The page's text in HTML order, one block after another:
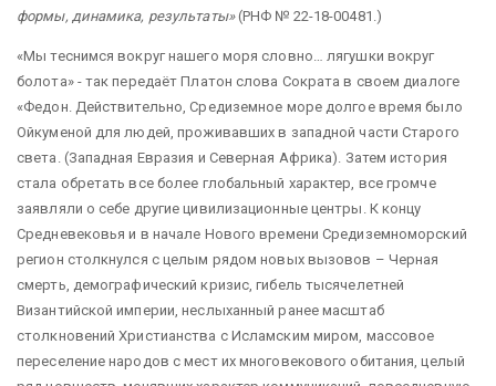
формы, динамика, результаты»(РНФ № 22-18-00481.)
«Мы теснимся вокруг нашего моря словно… лягушки вокруг
болота» - так передаёт Платон слова Сократа в своем диалоге
«Федон. Действительно, Средиземное море долгое время было
Ойкуменой для людей, проживавших в западной части Старого
света. (Западная Евразия и Северная Африка). Затем история
стала обретать все более глобальный характер, все громче
заявляли о себе другие цивилизационные центры. К концу
Средневековья и в начале Нового времени Средиземноморский
регион столкнулся с целым рядом новых вызовов – Черная
смерть, демографический кризис, гибель тысячелетней
Византийской империи, неслыханный ранее масштаб
столкновений Христианства с Исламским миром, массовое
переселение народов с мест их многовекового обитания, целый